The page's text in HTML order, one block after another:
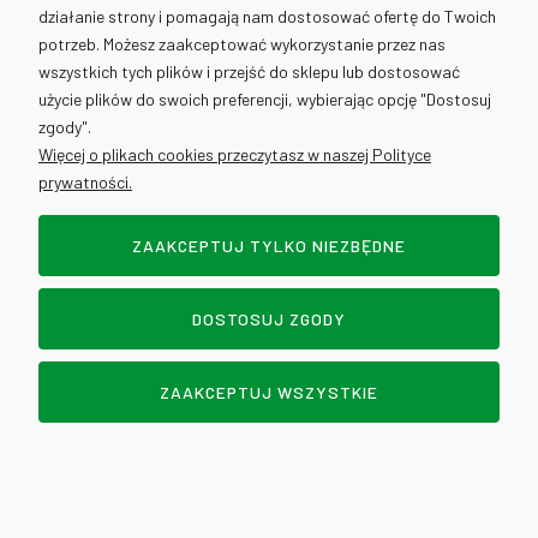
Opakowania ECO
Finger food
Formy do pieczenia
Kartony do pizzy
Opakowania fast food
Opakowania cukiernicze na ciasto
Opakowania na lody, desery
Opakowania na sushi
Opakowania na wynos
Papier do pakowania
Pojemniki do zgrzewu
Podkłady pod tort
działanie strony i pomagają nam dostosować ofertę do Twoich
potrzeb. Możesz zaakceptować wykorzystanie przez nas
wszystkich tych plików i przejść do sklepu lub dostosować
użycie plików do swoich preferencji, wybierając opcję "Dostosuj
zgody".
Więcej o plikach cookies przeczytasz w naszej Polityce
prywatności.
ZAAKCEPTUJ TYLKO NIEZBĘDNE
DOSTOSUJ ZGODY
ZAAKCEPTUJ WSZYSTKIE